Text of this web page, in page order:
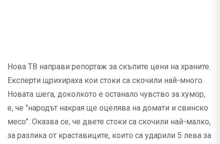
Нова ТВ направи репортаж за скъпите цени на храните.
Експерти щрихираха кои стоки са скочили най-много.
Новата шега, доколкото е останало чувство за хумор,
е, че "народът накрая ще оцелява на домати и свинско
месо". Оказва се, че двете стоки са скочили най-малко,
за разлика от краставиците, които са ударили 5 лева за